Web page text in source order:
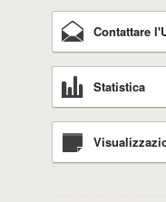
Contattare
Statistica